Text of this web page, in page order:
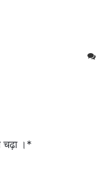
चढ़ा ।*